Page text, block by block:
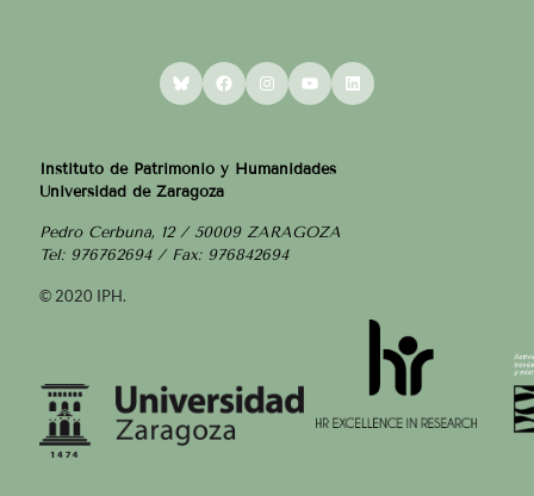
BlueskyFacebookInstagram
YouTubeLinkedIn
Instituto de Patrimonio y Humanidades
Universidad de Zaragoza
Pedro Cerbuna, 12 / 50009 ZARAGOZA
Tel: 976762694 / Fax: 976842694
© 2020 IPH.